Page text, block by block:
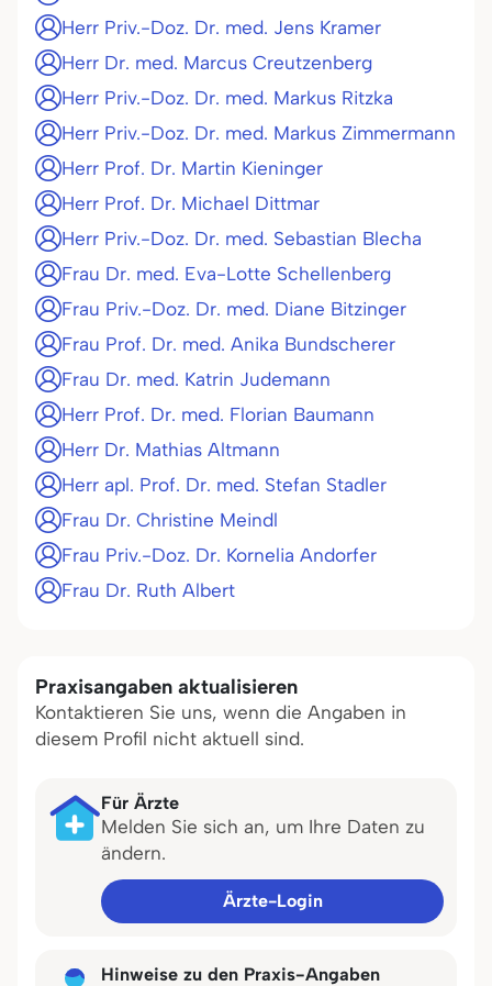
Herr Priv.-Doz. Dr. med. Jens Kramer
Herr Dr. med. Marcus Creutzenberg
Herr Priv.-Doz. Dr. med. Markus Ritzka
Herr Priv.-Doz. Dr. med. Markus Zimmermann
Herr Prof. Dr. Martin Kieninger
Herr Prof. Dr. Michael Dittmar
Herr Priv.-Doz. Dr. med. Sebastian Blecha
Frau Dr. med. Eva-Lotte Schellenberg
Frau Priv.-Doz. Dr. med. Diane Bitzinger
Frau Prof. Dr. med. Anika Bundscherer
Frau Dr. med. Katrin Judemann
Herr Prof. Dr. med. Florian Baumann
Herr Dr. Mathias Altmann
Herr apl. Prof. Dr. med. Stefan Stadler
Frau Dr. Christine Meindl
Frau Priv.-Doz. Dr. Kornelia Andorfer
Frau Dr. Ruth Albert
Praxisangaben aktualisieren
Kontaktieren Sie uns, wenn die Angaben in
diesem Profil nicht aktuell sind.
Für Ärzte
Melden Sie sich an, um Ihre Daten zu
ändern.
Ärzte-Login
Hinweise zu den Praxis-Angaben